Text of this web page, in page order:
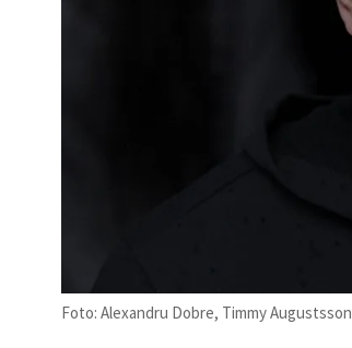
Foto: Alexandru Dobre, Timmy Augustsson